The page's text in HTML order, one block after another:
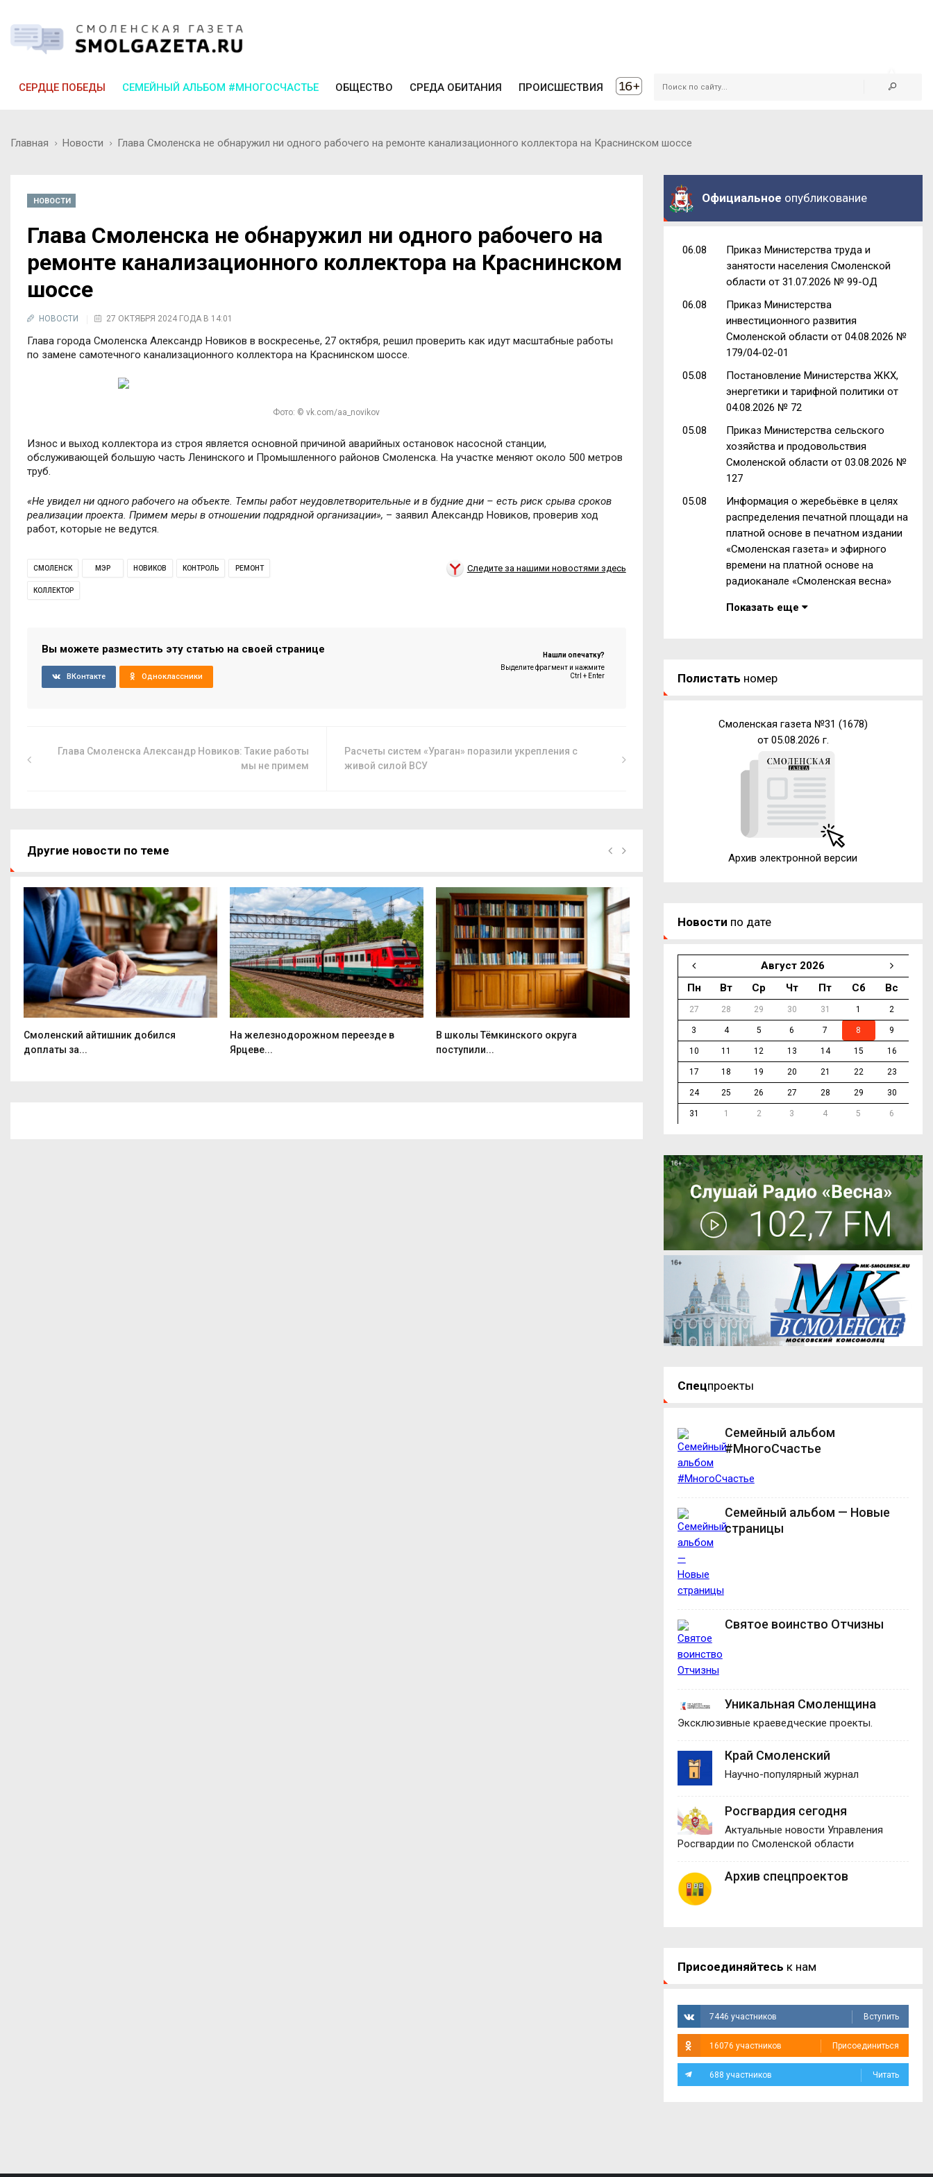
СЕРДЦЕ ПОБЕДЫ СЕМЕЙНЫЙ АЛЬБОМ #МНОГОСЧАСТЬЕ ОБЩЕСТВО СРЕДА ОБИТАНИЯ ПРОИСШЕСТВИЯ
Главная Новости Глава Смоленска не обнаружил ни одного рабочего на ремонте канализационного коллектора на Краснинском шоссе
НОВОСТИ
Глава Смоленска не обнаружил ни одного рабочего на
ремонте канализационного коллектора на Краснинском
шоссе
НОВОСТИ 27 ОКТЯБРЯ 2024 ГОДА В 14:01
Глава города Смоленска Александр Новиков в воскресенье, 27 октября, решил проверить как идут масштабные работы
по замене самотечного канализационного коллектора на Краснинском шоссе.
Фото: © vk.com/aa_novikov
Износ и выход коллектора из строя является основной причиной аварийных остановок насосной станции,
обслуживающей большую часть Ленинского и Промышленного районов Смоленска. На участке меняют около 500 метров
труб.
«Не увидел ни одного рабочего на объекте. Темпы работ неудовлетворительные и в будние дни – есть риск срыва сроков
реализации проекта. Примем меры в отношении подрядной организации», – заявил Александр Новиков, проверив ход
работ, которые не ведутся.
СМОЛЕНСК МЭР НОВИКОВ КОНТРОЛЬ РЕМОНТ
КОЛЛЕКТОР
Следите за нашими новостями здесь
Вы можете разместить эту статью на своей странице
ВКонтакте Одноклассники
Нашли опечатку?
Выделите фрагмент и нажмите
Ctrl + Enter
Глава Смоленска Александр Новиков: Такие работы
мы не примем
Расчеты систем «Ураган» поразили укрепления с
живой силой ВСУ
Другие новости по теме
Смоленский айтишник добился
доплаты за...
На железнодорожном переезде в
Ярцеве...
В школы Тёмкинского округа
поступили...
На трассе М-1 в Смоленской области
Более 160
помощь в...
Официальное опубликование
06.08
Приказ Министерства труда и
занятости населения Смоленской
области от 31.07.2026 № 99-ОД
06.08
Приказ Министерства
инвестиционного развития
Смоленской области от 04.08.2026 №
179/04-02-01
05.08
Постановление Министерства ЖКХ,
энергетики и тарифной политики от
04.08.2026 № 72
05.08
Приказ Министерства сельского
хозяйства и продовольствия
Смоленской области от 03.08.2026 №
127
05.08
Информация о жеребьёвке в целях
распределения печатной площади на
платной основе в печатном издании
«Смоленская газета» и эфирного
времени на платной основе на
радиоканале «Смоленская весна»
Показать еще
Полистать номер
Смоленская газета №31 (1678)
от 05.08.2026 г.
Архив электронной версии
Новости по дате
Август 2026
Пн
Вт Ср Чт Пт Сб Вс
27 28 29 30 31 1 2
3 4 5 6 7 8 9
10 11 12 13 14 15 16
17 18 19 20 21 22 23
24 25 26 27 28 29 30
31 1 2 3 4 5 6
Спецпроекты
Семейный альбом
#МногоСчастье
Семейный альбом — Новые
страницы
Святое воинство Отчизны
Уникальная Смоленщина
Эксклюзивные краеведческие проекты.
Край Смоленский
Научно-популярный журнал
Росгвардия сегодня
Актуальные новости Управления
Росгвардии по Смоленской области
Архив спецпроектов
Присоединяйтесь к нам
7446 участников Вступить
16076 участников Присоединиться
688 участников Читать